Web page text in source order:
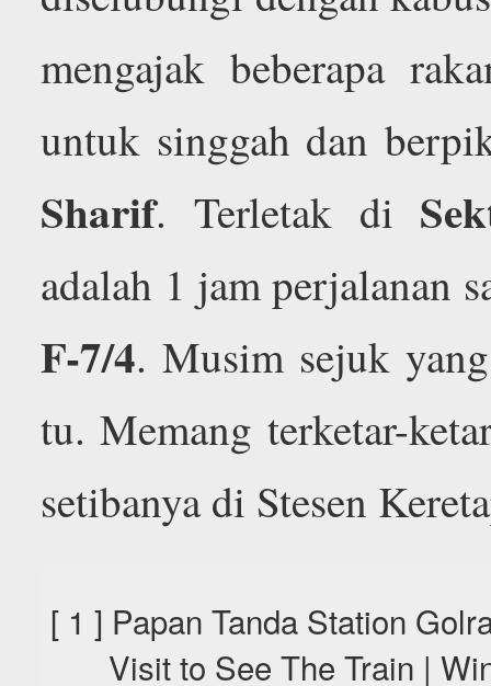
mengajak beberapa
untuk singgah dan
Sharif. Terletak di
adalah 1 jam perjalanan
F-7/4. Musim sejuk
tu. Memang terketar-
setibanya di Stesen
[ 1 ] Papan Tanda Station
Visit to See The Train |